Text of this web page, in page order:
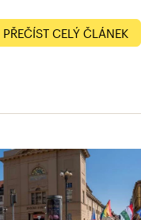
PŘEČÍST CELÝ ČLÁNEK